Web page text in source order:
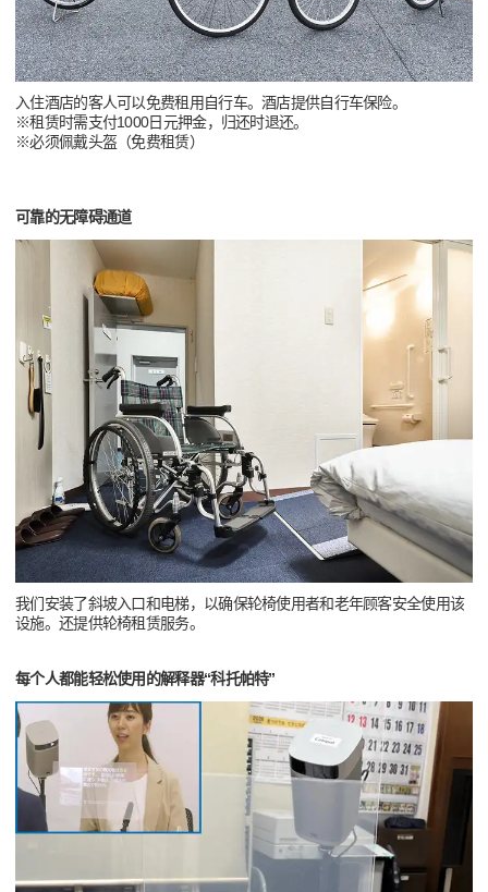
入住酒店的客人可以免费租用自行车。酒店提供自行车保险。
※租赁时需支付1000日元押金，归还时退还。
※必须佩戴头盔（免费租赁）
可靠的无障碍通道
我们安装了斜坡入口和电梯，以确保轮椅使用者和老年顾客安全使用该
设施。还提供轮椅租赁服务。
每个人都能轻松使用的解释器“科托帕特”